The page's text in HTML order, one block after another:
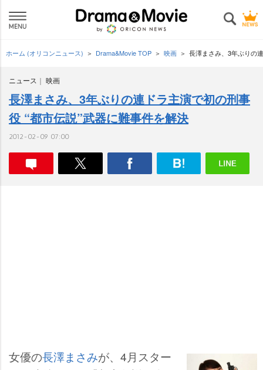
ホーム (オリコンニュース) Drama&Movie TOP 映画 長澤まさみ、3年ぶりの
ニュース 映画
長澤まさみ、3年ぶりの連ドラ主演で初の刑事
役 “都市伝説”武器に難事件を解決
2012-02-09 07:00
女優の長澤まさみが、4月スター